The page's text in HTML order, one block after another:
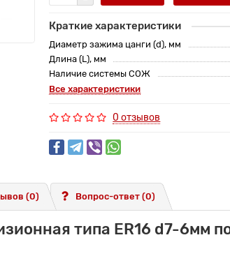
Краткие характеристики
Диаметр зажима цанги (d), мм
Длина (L), мм
Наличие системы СОЖ
Все характеристики
0 отзывов
(0) Вопрос-ответ (0)
типа ER16 d7-6мм